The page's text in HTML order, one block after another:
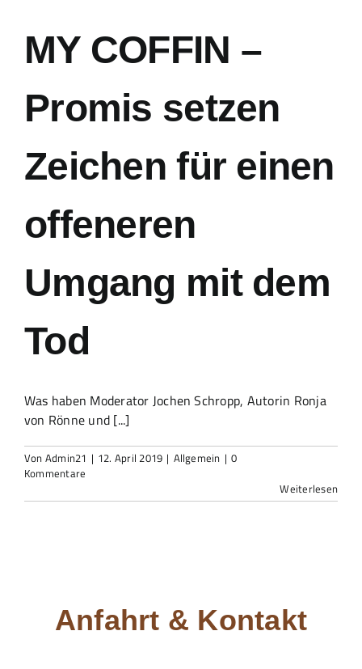
24/7 Hotline
MY COFFIN –
Promis setzen
Zeichen für einen
offeneren
Umgang mit dem
Tod
Was haben Moderator Jochen Schropp, Autorin Ronja
von Rönne und [...]
Von Admin21 | 12. April 2019 | Allgemein | 0
Kommentare
Weiterlesen
Anfahrt & Kontakt